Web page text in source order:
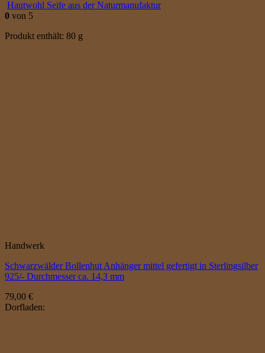
Hautwohl Seife aus der Naturmanufaktur
0 von 5
Produkt enthält: 80 g
Handwerk
Schwarzwälder Bollenhut Anhänger mittel gefertigt in Sterlingsilber
925/- Durchmesser ca. 14,3 mm
79,00 €
Dorfladen: